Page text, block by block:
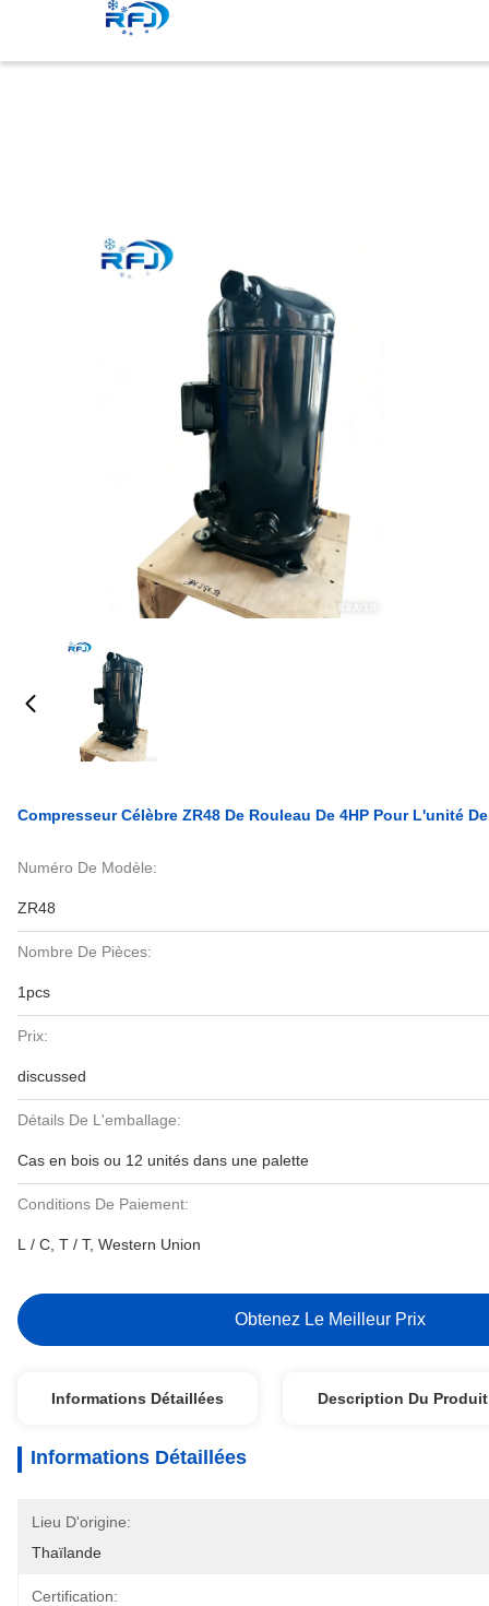
Compresseur Célèbre ZR48 De Rouleau De 4HP Pour L'unité
Numéro De Modèle:
ZR48
Nombre De Pièces:
1pcs
Prix:
discussed
Détails De L'emballage:
Cas en bois ou 12 unités dans une palette
Conditions De Paiement:
L / C, T / T, Western Union
Obtenez Le Meilleur Prix
Informations Détaillées Description Du Produit
Informations Détaillées
Lieu D'origine:
Thaïlande
Certification: